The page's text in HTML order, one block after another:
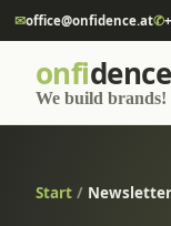
✉office@onfidence.at✆
onfidence
We build brands!
Start / Newsletter